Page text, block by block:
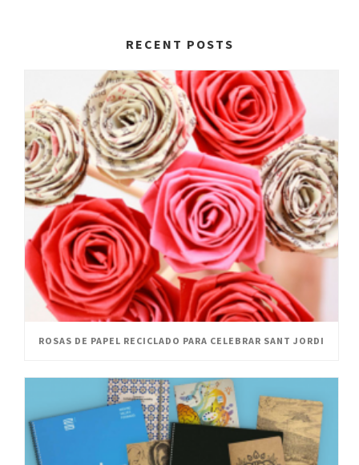
RECENT POSTS
ROSAS DE PAPEL RECICLADO PARA CELEBRAR SANT JORDI